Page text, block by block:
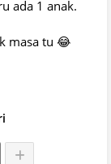
ada 1 anak.
masa tu 😂